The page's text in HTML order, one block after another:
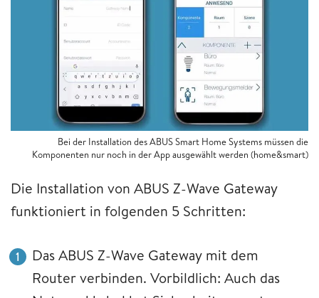
Bei der Installation des ABUS Smart Home Systems müssen die
Komponenten nur noch in der App ausgewählt werden (home&smart)
Die Installation von ABUS Z-Wave Gateway
funktioniert in folgenden 5 Schritten:
Das ABUS Z-Wave Gateway mit dem
Router verbinden. Vorbildlich: Auch das